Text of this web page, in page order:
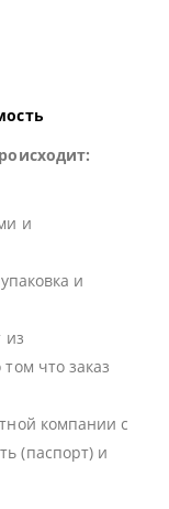
и
и
из
что заказ
компании с
(паспорт) и